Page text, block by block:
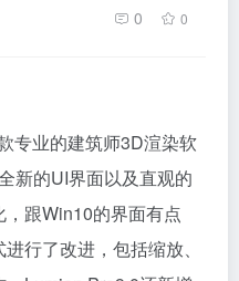
0 0
专业的建筑师3D渲染软
新的UI界面以及直观的
跟Win10的界面有点
行了改进，包括缩放、